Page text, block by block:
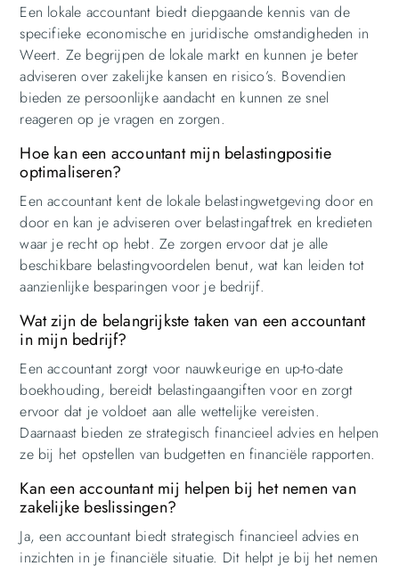
Een lokale accountant biedt diepgaande kennis van de
specifieke economische en juridische omstandigheden in
Weert. Ze begrijpen de lokale markt en kunnen je beter
adviseren over zakelijke kansen en risico’s. Bovendien
bieden ze persoonlijke aandacht en kunnen ze snel
reageren op je vragen en zorgen.
Hoe kan een accountant mijn belastingpositie
optimaliseren?
Een accountant kent de lokale belastingwetgeving door en
door en kan je adviseren over belastingaftrek en kredieten
waar je recht op hebt. Ze zorgen ervoor dat je alle
beschikbare belastingvoordelen benut, wat kan leiden tot
aanzienlijke besparingen voor je bedrijf.
Wat zijn de belangrijkste taken van een accountant
in mijn bedrijf?
Een accountant zorgt voor nauwkeurige en up-to-date
boekhouding, bereidt belastingaangiften voor en zorgt
ervoor dat je voldoet aan alle wettelijke vereisten.
Daarnaast bieden ze strategisch financieel advies en helpen
ze bij het opstellen van budgetten en financiële rapporten.
Kan een accountant mij helpen bij het nemen van
zakelijke beslissingen?
Ja, een accountant biedt strategisch financieel advies en
inzichten in je financiële situatie. Dit helpt je bij het nemen